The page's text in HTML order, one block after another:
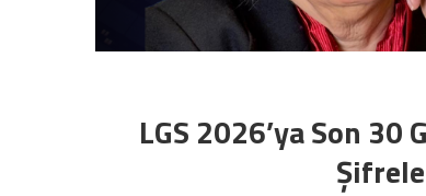
LGS 2026’ya Son 30